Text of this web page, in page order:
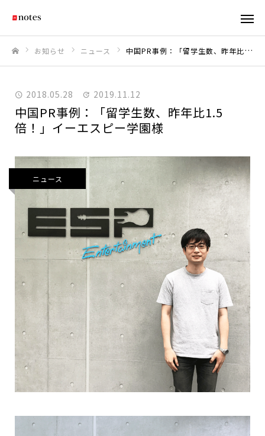
お知らせ ニュース 中国PR事例：「留学生数、昨年比1.5倍！」イーエスピー学園様
2018.05.28 2019.11.12
中国PR事例：「留学生数、昨年比1.5
倍！」イーエスピー学園様
ニュース